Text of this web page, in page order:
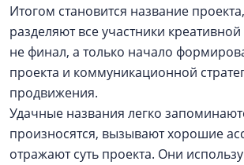
Итогом становится название
разделяют все участники
не финал, а только начало
проекта и коммуникационной
продвижения.
Удачные названия легко
произносятся, вызывают хорошие
отражают суть проекта. Они